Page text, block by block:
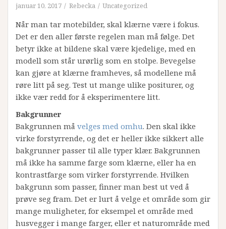
januar 10, 2017 Rebecka Uncategorized
Når man tar motebilder, skal klærne være i fokus.
Det er den aller første regelen man må følge. Det
betyr ikke at bildene skal være kjedelige, med en
modell som står urørlig som en stolpe. Bevegelse
kan gjøre at klærne framheves, så modellene må
røre litt på seg. Test ut mange ulike positurer, og
ikke vær redd for å eksperimentere litt.
Bakgrunner
Bakgrunnen må velges med omhu. Den skal ikke
virke forstyrrende, og det er heller ikke sikkert alle
bakgrunner passer til alle typer klær. Bakgrunnen
må ikke ha samme farge som klærne, eller ha en
kontrastfarge som virker forstyrrende. Hvilken
bakgrunn som passer, finner man best ut ved å
prøve seg fram. Det er lurt å velge et område som gir
mange muligheter, for eksempel et område med
husvegger i mange farger, eller et naturområde med